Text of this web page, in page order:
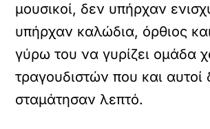
μουσικοί, δεν υπήρχαν
υπήρχαν καλώδια, όρθιος
γύρω του να γυρίζει ομάδα
τραγουδιστών που και αυτοί
σταμάτησαν λεπτό.